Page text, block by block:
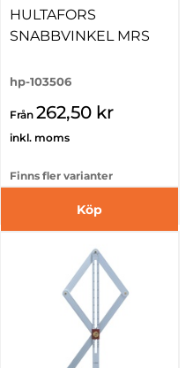
HULTAFORS
SNABBVINKEL MRS
hp-103506
Från 262,50 kr
inkl. moms
Finns fler varianter
Köp